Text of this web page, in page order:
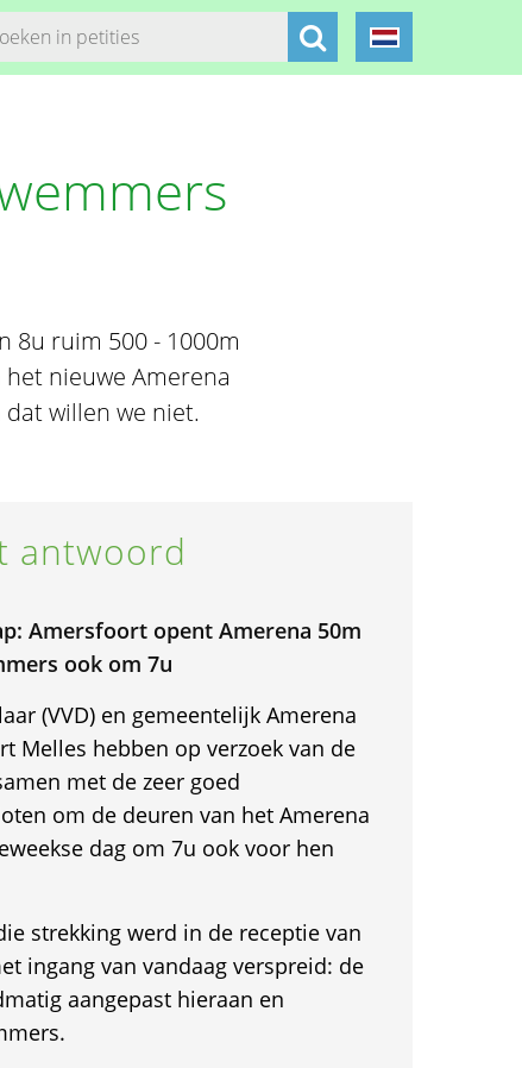
8u ruim 500 - 1000m
nieuwe Amerena
willen we niet.
antwoord
Amersfoort opent Amerena 50m
ook om 7u
(VVD) en gemeentelijk Amerena
Melles hebben op verzoek van de
met de zeer goed
om de deuren van het Amerena
dag om 7u ook voor hen
strekking werd in de receptie van
ingang van vandaag verspreid: de
aangepast hieraan en